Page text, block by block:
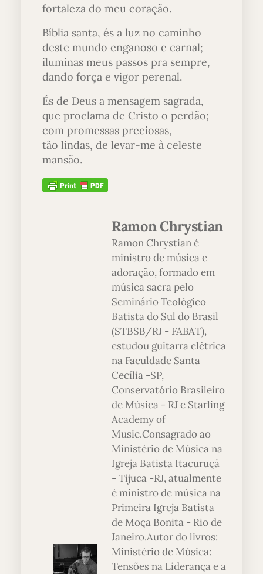
fortaleza do meu coração.
Bíblia santa, és a luz no caminho
deste mundo enganoso e carnal;
iluminas meus passos pra sempre,
dando força e vigor perenal.
És de Deus a mensagem sagrada,
que proclama de Cristo o perdão;
com promessas preciosas,
tão lindas, de levar-me à celeste
mansão.
Ramon Chrystian
Ramon Chrystian é
ministro de música e
adoração, formado em
música sacra pelo
Seminário Teológico
Batista do Sul do Brasil
(STBSB/RJ - FABAT),
estudou guitarra elétrica
na Faculdade Santa
Cecília -SP,
Conservatório Brasileiro
de Música - RJ e Starling
Academy of
Music.Consagrado ao
Ministério de Música na
Igreja Batista Itacuruçá
- Tijuca -RJ, atualmente
é ministro de música na
Primeira Igreja Batista
de Moça Bonita - Rio de
Janeiro.Autor do livros:
Ministério de Música:
Tensões na Liderança e a